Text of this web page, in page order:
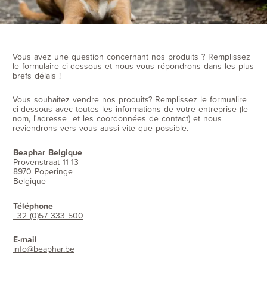
Vous avez une question concernant nos produits ? Remplissez
le formulaire ci-dessous et nous vous répondrons dans les plus
brefs délais !
Vous souhaitez vendre nos produits? Remplissez le formualire
ci-dessous avec toutes les informations de votre entreprise (le
nom, l'adresse et les coordonnées de contact) et nous
reviendrons vers vous aussi vite que possible.
Beaphar Belgique
Provenstraat 11-13
8970 Poperinge
Belgique
Téléphone
+32 (0)57 333 500
E-mail
info@beaphar.be